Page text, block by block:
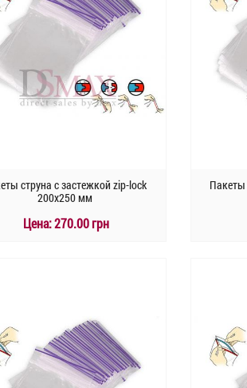
струна с застежкой zip-lock
200х250 мм
Цена:270.00 грн
Пакеты